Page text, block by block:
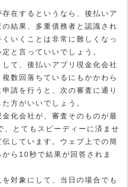
在するというなら、後払いア
結果、多重債務者と認識され
いくことは非常に難しくなっ
と言っていいでしょう。
て、後払いアプリ現金化会社
数回落ちているにもかかわら
請を行うと、次の審査に通り
方がいいでしょう。
化会社が、審査そのものが最
、とてもスピーディーに済ませ
しています。ウェブ上での簡
ら10秒で結果が回答されま
対象にして、当日の場合でも